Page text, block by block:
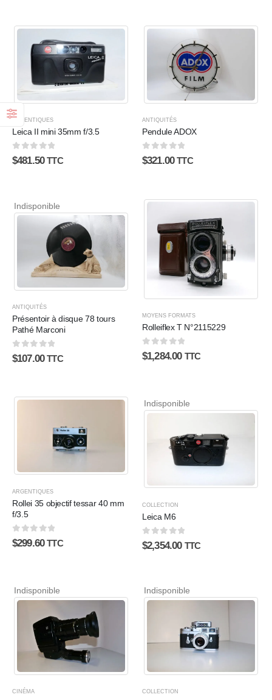
ARGENTIQUES
Leica II mini 35mm f/3.5
0sur 5
$481.50 TTC
ANTIQUITÉS
Pendule ADOX
0sur 5
$321.00 TTC
Indisponible
ANTIQUITÉS
Présentoir à disque 78 tours
Pathé Marconi
0sur 5
$107.00 TTC
MOYENS FORMATS
Rolleiflex T N°2115229
0sur 5
$1,284.00 TTC
ARGENTIQUES
Rollei 35 objectif tessar 40 mm
f/3.5
0sur 5
$299.60 TTC
Indisponible
COLLECTION
Leica M6
0sur 5
$2,354.00 TTC
Indisponible
CINÉMA
Indisponible
COLLECTION